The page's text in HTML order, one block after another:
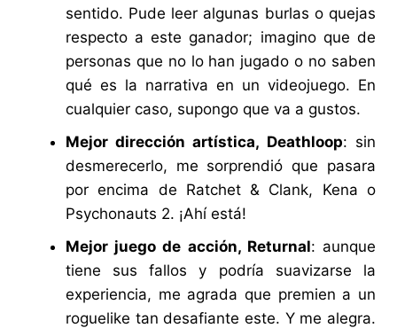
sentido. Pude leer algunas burlas o quejas
respecto a este ganador; imagino que de
personas que no lo han jugado o no saben
qué es la narrativa en un videojuego. En
cualquier caso, supongo que va a gustos.
Mejor dirección artística, Deathloop: sin
desmerecerlo, me sorprendió que pasara
por encima de Ratchet & Clank, Kena o
Psychonauts 2. ¡Ahí está!
Mejor juego de acción, Returnal: aunque
tiene sus fallos y podría suavizarse la
experiencia, me agrada que premien a un
roguelike tan desafiante este. Y me alegra.